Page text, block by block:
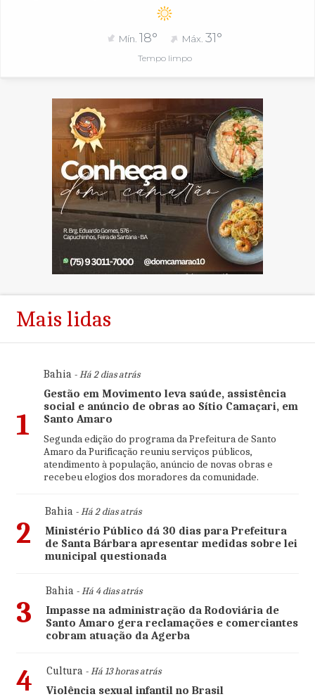
Mín. 18° Máx.31°
Tempo limpo
Mais lidas
1
Bahia- Há 2 dias atrás
Gestão em Movimento leva saúde, assistência
social e anúncio de obras ao Sítio Camaçari, em
Santo Amaro
Segunda edição do programa da Prefeitura de Santo
Amaro da Purificação reuniu serviços públicos,
atendimento à população, anúncio de novas obras e
recebeu elogios dos moradores da comunidade.
2
Bahia- Há 2 dias atrás
Ministério Público dá 30 dias para Prefeitura
de Santa Bárbara apresentar medidas sobre lei
municipal questionada
3
Bahia- Há 4 dias atrás
Impasse na administração da Rodoviária de
Santo Amaro gera reclamações e comerciantes
cobram atuação da Agerba
4 Cultura- Há 13 horas atrás
Violência sexual infantil no Brasil